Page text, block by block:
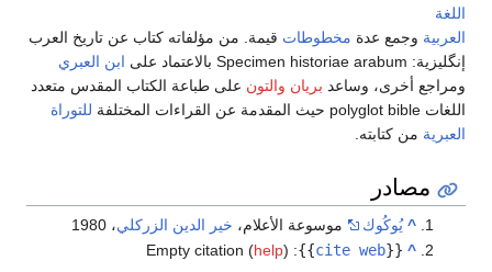
اللغة
العربية وجمع عدة مخطوطات قيمة. من مؤلفاته كتاب عن تاريخ العرب
إنگليزية: Specimen historiae arabum بالاعتماد على ابن العبري
ومراجع أخرى، وساعد بريان والتون على طباعة الكتاب المقدس متعدد
اللغات polyglot bible حيث المقدمة عن القراءات المختلفة
للتوراة
العبرية من كتابته.
مصادر
^ يُوكُوك موسوعة الأعلام، خير الدين الزركلي، 1980
^
{{
cite web
}}
:
Empty citation (help)